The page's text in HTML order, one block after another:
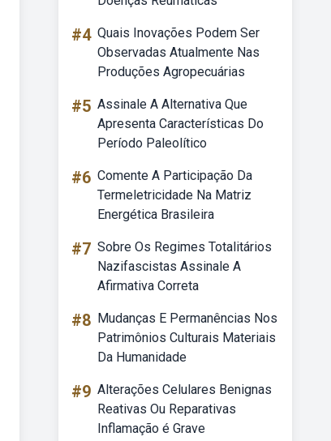
#4 Quais Inovações Podem Ser
Observadas Atualmente Nas
Produções Agropecuárias
#5 Assinale A Alternativa Que
Apresenta Características Do
Período Paleolítico
#6 Comente A Participação Da
Termeletricidade Na Matriz
Energética Brasileira
#7 Sobre Os Regimes Totalitários
Nazifascistas Assinale A
Afirmativa Correta
#8 Mudanças E Permanências Nos
Patrimônios Culturais Materiais
Da Humanidade
#9 Alterações Celulares Benignas
Reativas Ou Reparativas
Inflamação é Grave